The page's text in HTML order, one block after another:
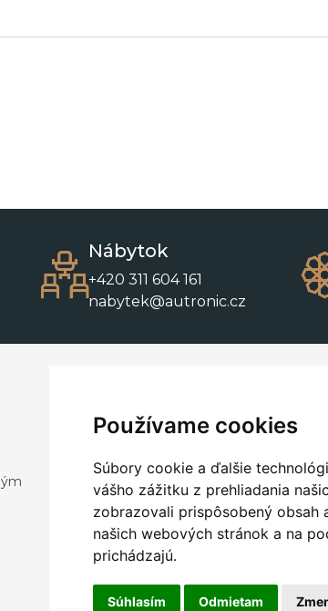
Používame cookies
Súbory cookie a ďalšie
vášho zážitku z prehliadania
zobrazovali prispôsobený obsah
našich webových stránok a na
prichádzajú.
Súhlasím Odmietam
Nábytok
+420 311 604 161
nabytek@autronic.cz
Kontakty